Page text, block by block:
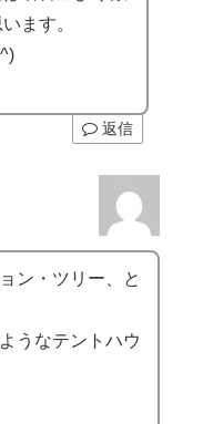
ます。
返信
ン・ツリー、と
うなテントハウ